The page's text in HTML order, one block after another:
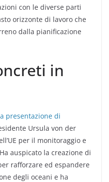
con le diverse parti
orizzonte di lavoro che
dalla pianificazione
in
presentazione di
Ursula von der
per il monitoraggio e
auspicato la creazione di
rafforzare ed espandere
degli oceani e ha